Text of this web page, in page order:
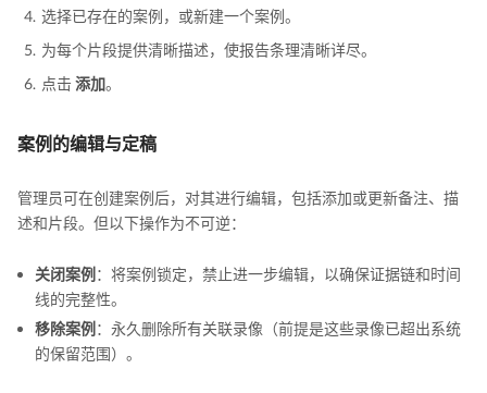
选择已存在的案例，或新建一个案例。
为每个片段提供清晰描述，使报告条理清晰详尽。
点击 添加。
案例的编辑与定稿
管理员可在创建案例后，对其进行编辑，包括添加或更新备注、描
述和片段。但以下操作为不可逆：
关闭案例 ：将案例锁定，禁止进一步编辑，以确保证据链和时间
线的完整性。
移除案例 ：永久删除所有关联录像（前提是这些录像已超出系统
的保留范围）。